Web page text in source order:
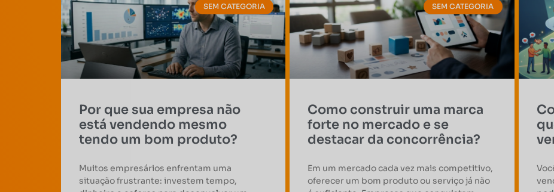
SEM CATEGORIA
Por que sua empresa não
está vendendo mesmo
tendo um bom produto?
Muitos empresários enfrentam uma
situação frustrante: investem tempo,
SEM CATEGORIA
Como construir uma marca
forte no mercado e se
destacar da concorrência?
Em um mercado cada vez mais competitivo,
oferecer um bom produto ou serviço já não